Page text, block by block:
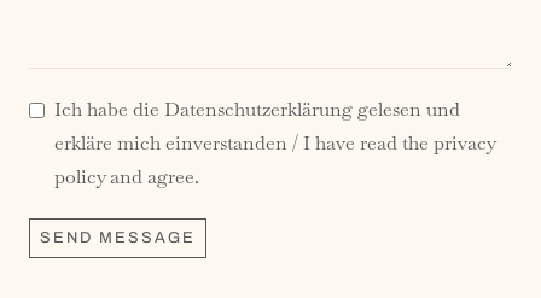
Ich habe die Datenschutzerklärung gelesen und
erkläre mich einverstanden / I have read the privacy
policy and agree.
SEND MESSAGE